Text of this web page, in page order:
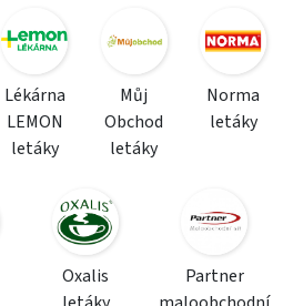
Lékárna
LEMON
letáky
Můj
Obchod
letáky
Norma
letáky
Oxalis
Partner